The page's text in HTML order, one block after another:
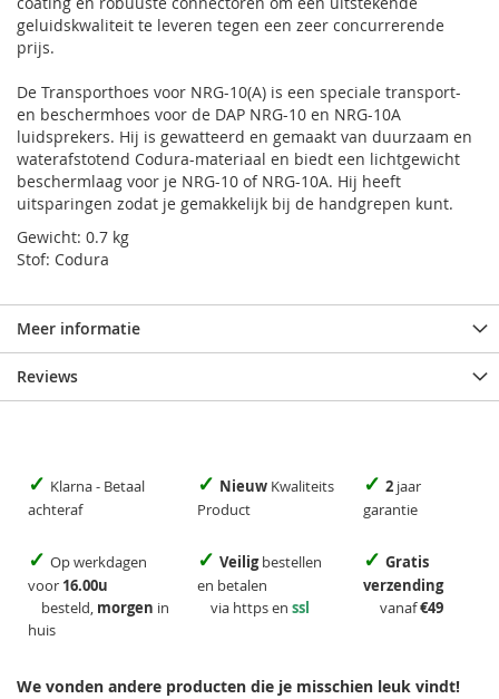
geluidskwaliteit te leveren tegen een zeer concurrerende
prijs.
De Transporthoes voor NRG-10(A) is een speciale transport-
en beschermhoes voor de DAP NRG-10 en NRG-10A
luidsprekers. Hij is gewatteerd en gemaakt van duurzaam en
waterafstotend Codura-materiaal en biedt een lichtgewicht
beschermlaag voor je NRG-10 of NRG-10A. Hij heeft
uitsparingen zodat je gemakkelijk bij de handgrepen kunt.
Gewicht: 0.7 kg
Stof: Codura
Meer informatie
Reviews
✓ Klarna - Betaal
achteraf
✓ Nieuw Kwaliteits
Product
✓ 2 jaar
garantie
✓ Op werkdagen
voor 16.00u
besteld, morgen in
huis
✓ Veiligbestellen
en betalen
via https en ssl
✓ Gratis
verzending
vanaf€49
We vonden andere producten die je misschien leuk vindt!